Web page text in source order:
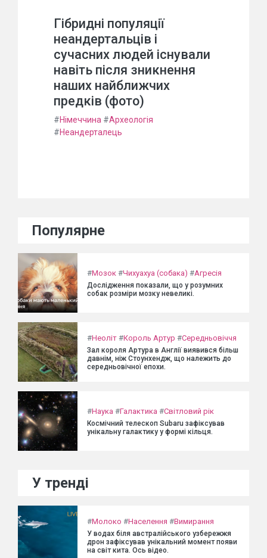
Гібридні популяції
неандертальців і
сучасних людей існували
навіть після зникнення
наших найближчих
предків (фото)
#Німеччина #Археологія
#Неандерталець
Популярне
#Мозок #Чихуахуа (собака) #Агресія
Дослідження показали, що у розумних
собак розміри мозку невеликі.
#Неоліт #Король Артур #Середньовіччя
Зал короля Артура в Англії виявився більш
давнім, ніж Стоунхендж, що належить до
середньовічної епохи.
#Наука #Галактика #Світловий рік
Космічний телескоп Subaru зафіксував
унікальну галактику у формі кільця.
У тренді
#Молоко #Населення #Вимирання
У водах біля австралійського узбережжя
дрон зафіксував унікальний момент появи
на світ кита. Ось відео.